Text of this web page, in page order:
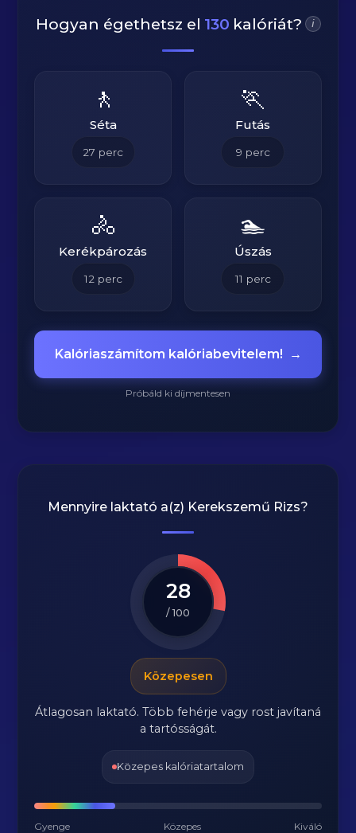
Hogyan égethetsz el 130 kalóriát? i
🚶
Séta
27 perc
🏃
Futás
9 perc
🚴
Kerékpározás
12 perc
🏊
Úszás
11 perc
Kalóriaszámítom kalóriabevitelem! →
Próbáld ki díjmentesen
Mennyire laktató a(z) Kerekszemű Rizs?
28
/ 100
Közepesen
Átlagosan laktató. Több fehérje vagy rost javítaná
a tartósságát.
Közepes kalóriatartalom
Gyenge Közepes Kiváló